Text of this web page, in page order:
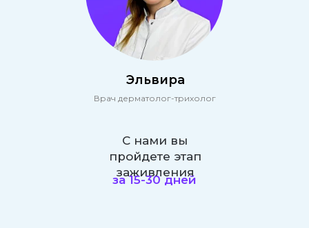
Врач дерматолог-трихолог
Эльвира
С нами вы
пройдете этап
заживления
за 15-30 дней